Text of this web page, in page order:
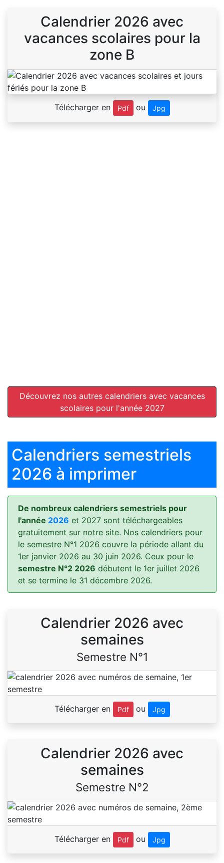
Calendrier 2026 avec
vacances scolaires pour la
zone B
Télécharger en Pdf ou Jpg
Découvrez nos autres calendriers avec vacances
scolaires pour l'année 2027
Calendriers semestriels
2026 à imprimer
De nombreux calendriers semestriels pour
l'année 2026 et 2027 sont téléchargeables
gratuitement sur notre site. Nos calendriers pour
le semestre N°1 2026 couvre la période allant du
1er janvier 2026 au 30 juin 2026. Ceux pour le
semestre N°2 2026 débutent le 1er juillet 2026
et se termine le 31 décembre 2026.
Calendrier 2026 avec
semaines
Semestre N°1
Télécharger en Pdf ou Jpg
Calendrier 2026 avec
semaines
Semestre N°2
Télécharger en Pdf ou Jpg